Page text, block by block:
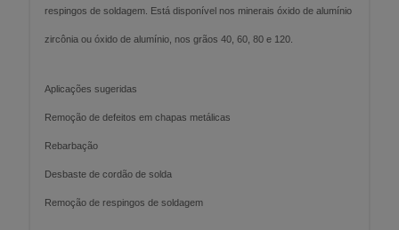
respingos de soldagem. Está disponível nos minerais óxido de alumínio
zircônia ou óxido de alumínio, nos grãos 40, 60, 80 e 120.
Aplicações sugeridas
Remoção de defeitos em chapas metálicas
Rebarbação
Desbaste de cordão de solda
Remoção de respingos de soldagem